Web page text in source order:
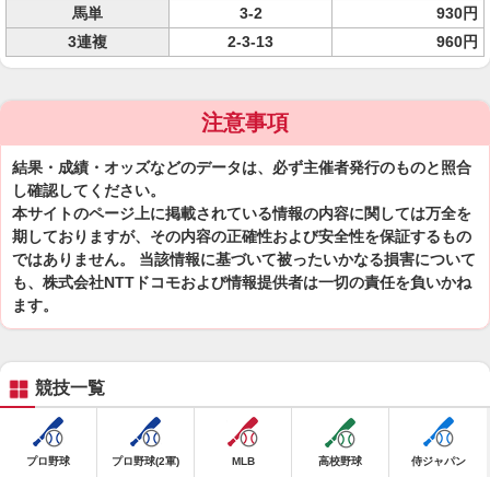
馬単
3-2
930円
3連複
2-3-13 960円
注意事項
結果・成績・オッズなどのデータは、必ず主催者発行のものと照合
し確認してください。
本サイトのページ上に掲載されている情報の内容に関しては万全を
期しておりますが、その内容の正確性および安全性を保証するもの
ではありません。 当該情報に基づいて被ったいかなる損害について
も、株式会社NTTドコモおよび情報提供者は一切の責任を負いかね
ます。
競技一覧
プロ野球 プロ野球(2軍) MLB 高校野球 侍ジャパン